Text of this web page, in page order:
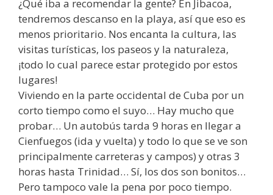
¿Qué iba a recomendar la gente? En Jibacoa,
tendremos descanso en la playa, así que eso es
menos prioritario. Nos encanta la cultura, las
visitas turísticas, los paseos y la naturaleza,
¡todo lo cual parece estar protegido por estos
lugares!
Viviendo en la parte occidental de Cuba por un
corto tiempo como el suyo… Hay mucho que
probar… Un autobús tarda 9 horas en llegar a
Cienfuegos (ida y vuelta) y todo lo que se ve son
principalmente carreteras y campos) y otras 3
horas hasta Trinidad… Sí, los dos son bonitos…
Pero tampoco vale la pena por poco tiempo.